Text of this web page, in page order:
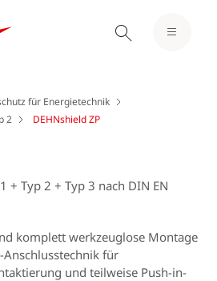
für Energietechnik
2
DEHNshield ZP
+ Typ 2 + Typ 3 nach DIN EN
komplett werkzeuglose Montage
für
und teilweise Push-in-